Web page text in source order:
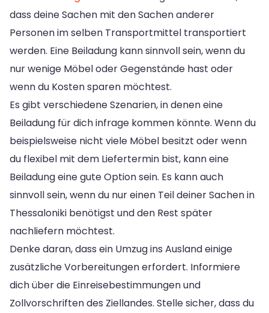
dass deine Sachen mit den Sachen anderer
Personen im selben Transportmittel transportiert
werden. Eine Beiladung kann sinnvoll sein, wenn du
nur wenige Möbel oder Gegenstände hast oder
wenn du Kosten sparen möchtest.
Es gibt verschiedene Szenarien, in denen eine
Beiladung für dich infrage kommen könnte. Wenn du
beispielsweise nicht viele Möbel besitzt oder wenn
du flexibel mit dem Liefertermin bist, kann eine
Beiladung eine gute Option sein. Es kann auch
sinnvoll sein, wenn du nur einen Teil deiner Sachen in
Thessaloniki benötigst und den Rest später
nachliefern möchtest.
Denke daran, dass ein Umzug ins Ausland einige
zusätzliche Vorbereitungen erfordert. Informiere
dich über die Einreisebestimmungen und
Zollvorschriften des Ziellandes. Stelle sicher, dass du